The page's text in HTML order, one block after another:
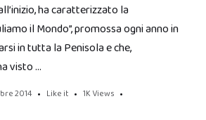
ha caratterizzato la
il Mondo”, promossa ogni anno in
in tutta la Penisola e che,
visto …
2014 Like it 1K Views